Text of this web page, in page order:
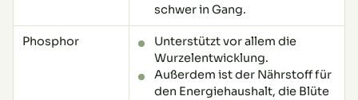
schwer in Gang.
Phosphor
Unterstützt vor allem die
Wurzelentwicklung.
Außerdem ist der Nährstoff für
den Energiehaushalt, die Blüte